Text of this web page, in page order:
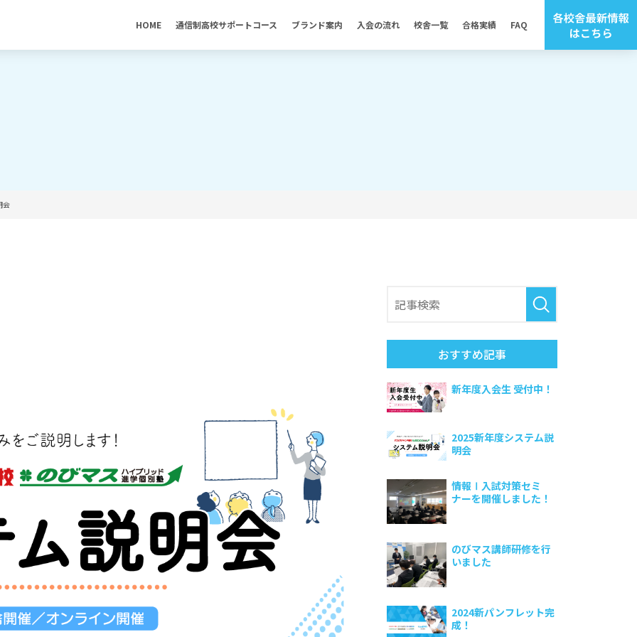
HOME 通信制高校サポートコース ブランド案内 入会の流れ 校舎一覧 合格実績 FAQ
会
おすすめ記事
新年度入会生 受付中！
2025新年度システム説
明会
情報Ⅰ入試対策セミ
ナーを開催しました！
のびマス講師研修を行
いました
2024新パンフレット完
成！